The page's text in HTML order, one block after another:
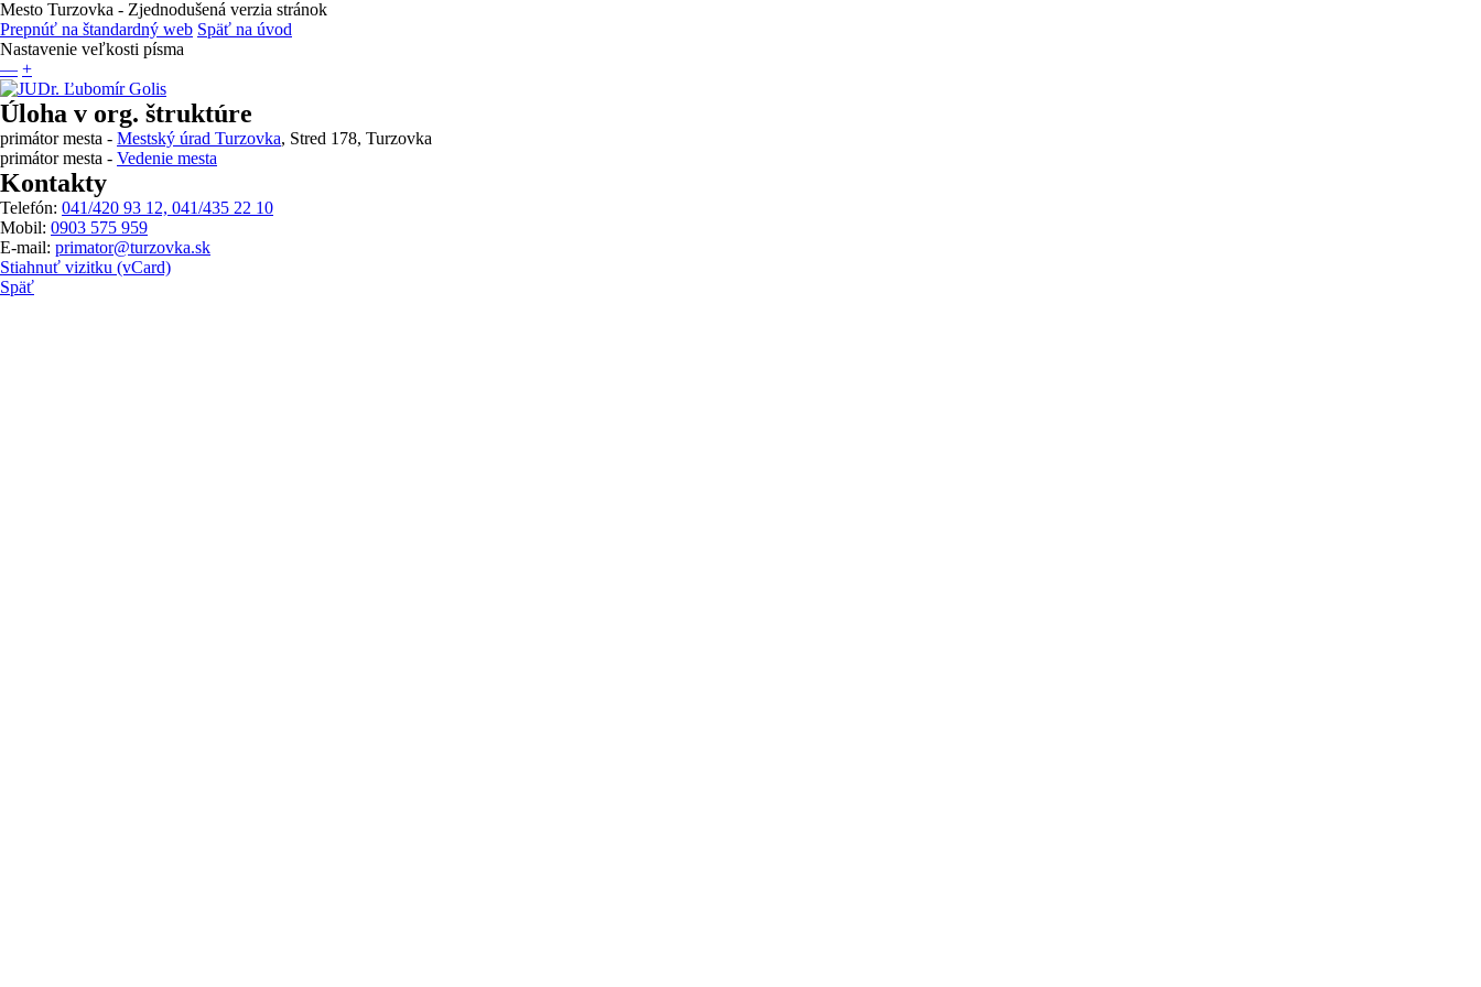
Mesto Turzovka - Zjednodušená verzia stránok
Prepnúť na štandardný web Späť na úvod
Nastavenie veľkosti písma
— +
Úloha v org. štruktúre
primátor mesta - Mestský úrad Turzovka, Stred 178, Turzovka
primátor mesta - Vedenie mesta
Kontakty
Telefón: 041/420 93 12, 041/435 22 10
Mobil: 0903 575 959
E-mail: primator@turzovka.sk
Stiahnuť vizitku (vCard)
Späť